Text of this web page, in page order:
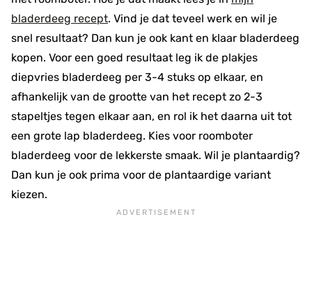
bladerdeeg recept. Vind je dat teveel werk en wil je
snel resultaat? Dan kun je ook kant en klaar bladerdeeg
kopen. Voor een goed resultaat leg ik de plakjes
diepvries bladerdeeg per 3-4 stuks op elkaar, en
afhankelijk van de grootte van het recept zo 2-3
stapeltjes tegen elkaar aan, en rol ik het daarna uit tot
een grote lap bladerdeeg. Kies voor roomboter
bladerdeeg voor de lekkerste smaak. Wil je plantaardig?
Dan kun je ook prima voor de plantaardige variant
kiezen.